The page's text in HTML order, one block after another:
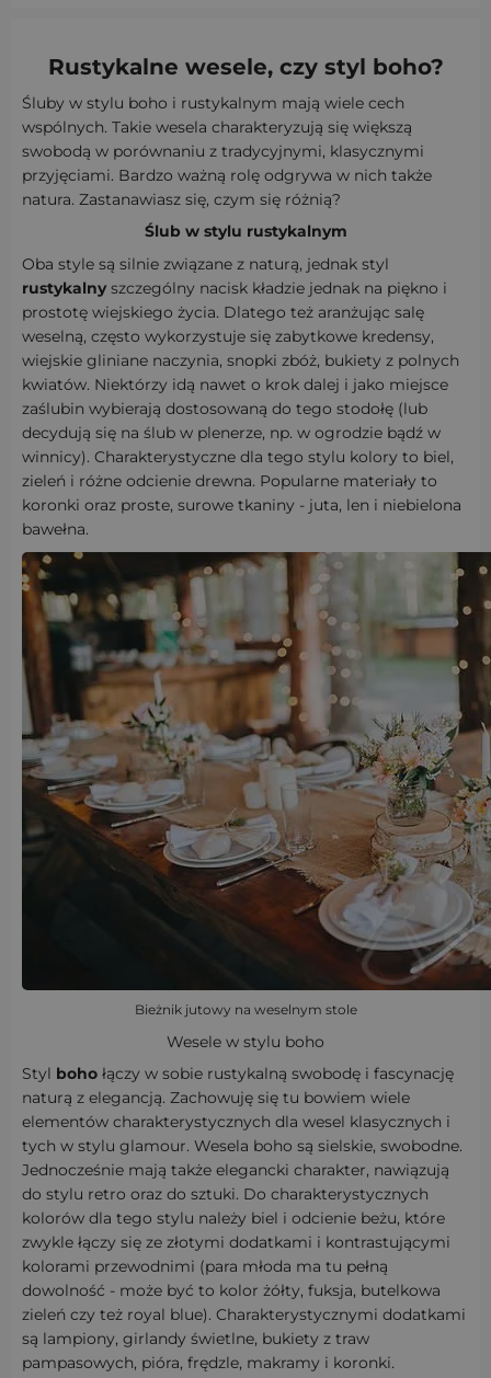
Rustykalne wesele, czy styl boho?
Śluby w stylu boho i rustykalnym mają wiele cech
wspólnych. Takie wesela charakteryzują się większą
swobodą w porównaniu z tradycyjnymi, klasycznymi
przyjęciami. Bardzo ważną rolę odgrywa w nich także
natura. Zastanawiasz się, czym się różnią?
Ślub w stylu rustykalnym
Oba style są silnie związane z naturą, jednak styl
rustykalny szczególny nacisk kładzie jednak na piękno i
prostotę wiejskiego życia. Dlatego też aranżując salę
weselną, często wykorzystuje się zabytkowe kredensy,
wiejskie gliniane naczynia, snopki zbóż, bukiety z polnych
kwiatów. Niektórzy idą nawet o krok dalej i jako miejsce
zaślubin wybierają dostosowaną do tego stodołę (lub
decydują się na ślub w plenerze, np. w ogrodzie bądź w
winnicy). Charakterystyczne dla tego stylu kolory to biel,
zieleń i różne odcienie drewna. Popularne materiały to
koronki oraz proste, surowe tkaniny - juta, len i niebielona
bawełna.
Bieżnik jutowy na weselnym stole
Wesele w stylu boho
Styl boho łączy w sobie rustykalną swobodę i fascynację
naturą z elegancją. Zachowuję się tu bowiem wiele
elementów charakterystycznych dla wesel klasycznych i
tych w stylu glamour. Wesela boho są sielskie, swobodne.
Jednocześnie mają także elegancki charakter, nawiązują
do stylu retro oraz do sztuki. Do charakterystycznych
kolorów dla tego stylu należy biel i odcienie beżu, które
zwykle łączy się ze złotymi dodatkami i kontrastującymi
kolorami przewodnimi (para młoda ma tu pełną
dowolność - może być to kolor żółty, fuksja, butelkowa
zieleń czy też royal blue). Charakterystycznymi dodatkami
są lampiony, girlandy świetlne, bukiety z traw
pampasowych, pióra, frędzle, makramy i koronki.